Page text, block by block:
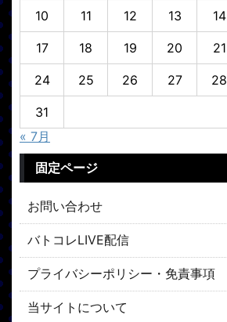
10 11 12 13 14
17 18 19 20 21
24 25 26 27 28
31
« 7月
固定ページ
お問い合わせ
バトコレLIVE配信
プライバシーポリシー・免責事項
当サイトについて